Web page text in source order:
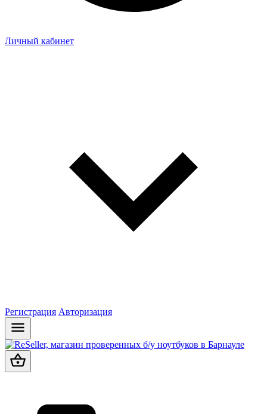
Личный кабинет
Регистрация Авторизация